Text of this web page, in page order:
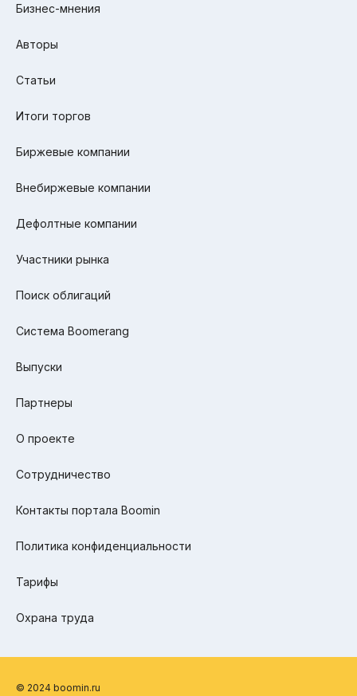
Бизнес-мнения
Авторы
Статьи
Итоги торгов
Биржевые компании
Внебиржевые компании
Дефолтные компании
Участники рынка
Поиск облигаций
Система Boomerang
Выпуски
Партнеры
О проекте
Сотрудничество
Контакты портала Boomin
Политика конфиденциальности
Тарифы
Охрана труда
© 2024 boomin.ru